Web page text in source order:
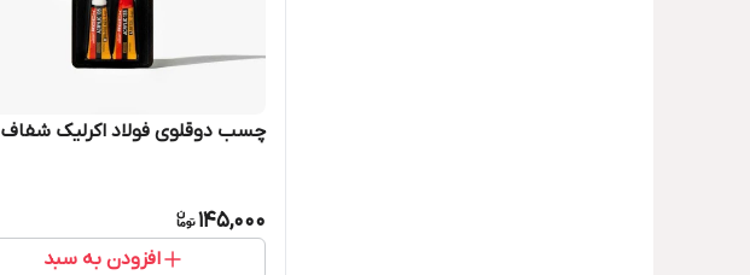
چسب دوقلوی فولاد اکرلیک شفاف
145,000
افزودن به سبد